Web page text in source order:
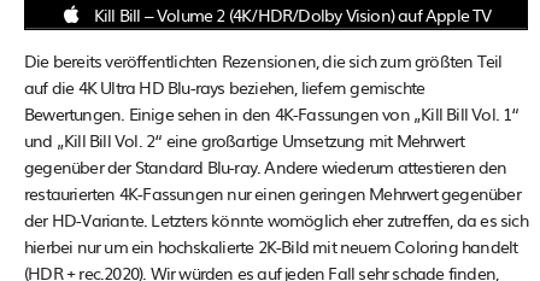
Kill Bill – Volume 2 (4K/HDR/Dolby Vision) auf Apple TV
Die bereits veröffentlichten Rezensionen, die sich zum größten Teil
auf die 4K Ultra HD Blu-rays beziehen, liefern gemischte
Bewertungen. Einige sehen in den 4K-Fassungen von „Kill Bill Vol. 1“
und „Kill Bill Vol. 2“ eine großartige Umsetzung mit Mehrwert
gegenüber der Standard Blu-ray. Andere wiederum attestieren den
restaurierten 4K-Fassungen nur einen geringen Mehrwert gegenüber
der HD-Variante. Letzters könnte womöglich eher zutreffen, da es sich
hierbei nur um ein hochskalierte 2K-Bild mit neuem Coloring handelt
(HDR + rec.2020). Wir würden es auf jeden Fall sehr schade finden,